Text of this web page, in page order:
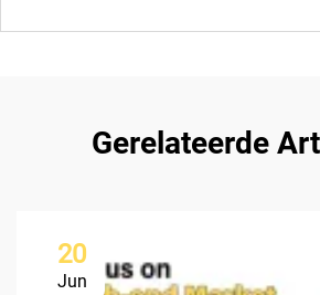
Gerelateerde
20
Jun